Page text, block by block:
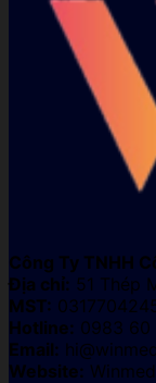
Công Ty TNHH
Địa chỉ: 51 Thép
MST:
Hotline: 0983 60
Email:
Website: